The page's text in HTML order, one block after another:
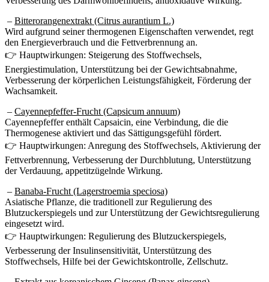
Wird aufgrund seiner thermogenen Eigenschaften verwendet, regt
den Energieverbrauch und die Fettverbrennung an.
👉 Hauptwirkungen: Steigerung des Stoffwechsels,
Energiestimulation, Unterstützung bei der Gewichtsabnahme,
Verbesserung der körperlichen Leistungsfähigkeit, Förderung der
Wachsamkeit.
Cayennepfeffer enthält Capsaicin, eine Verbindung, die die
Thermogenese aktiviert und das Sättigungsgefühl fördert.
👉 Hauptwirkungen: Anregung des Stoffwechsels, Aktivierung der
Fettverbrennung, Verbesserung der Durchblutung, Unterstützung
der Verdauung, appetitzügelnde Wirkung.
Asiatische Pflanze, die traditionell zur Regulierung des
Blutzuckerspiegels und zur Unterstützung der Gewichtsregulierung
eingesetzt wird.
👉 Hauptwirkungen: Regulierung des Blutzuckerspiegels,
Verbesserung der Insulinsensitivität, Unterstützung des
Stoffwechsels, Hilfe bei der Gewichtskontrolle, Zellschutz.